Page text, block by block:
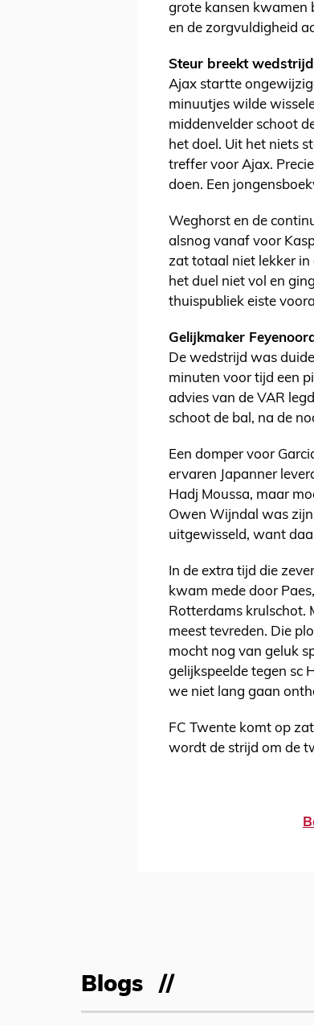
grote kansen kwamen
en de zorgvuldigheid
Steur breekt
Ajax startte
minuutjes wilde
middenvelder schoot
het doel. Uit het niets
treffer voor Ajax.
doen. Een
Weghorst en de
alsnog vanaf voor
zat totaal niet lekker
het duel niet vol en
thuispubliek eiste
Gelijkmaker
De wedstrijd was
minuten voor tijd een
advies van de VAR
schoot de bal, na de
Een domper voor
ervaren Japanner
Hadj Moussa, maar
Owen Wijndal was
uitgewisseld, want
In de extra tijd die
kwam mede door
Rotterdams krulschot.
meest tevreden. Die
mocht nog van geluk
gelijkspeelde tegen sc
we niet lang gaan
FC Twente komt op
wordt de strijd om de
Blogs